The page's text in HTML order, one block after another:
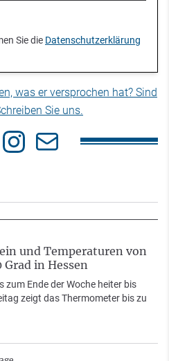
Sie die Datenschutzerklärung
was er versprochen hat? Sind
Sie uns.
und Temperaturen von
in Hessen
zum Ende der Woche heiter bis
zeigt das Thermometer bis zu